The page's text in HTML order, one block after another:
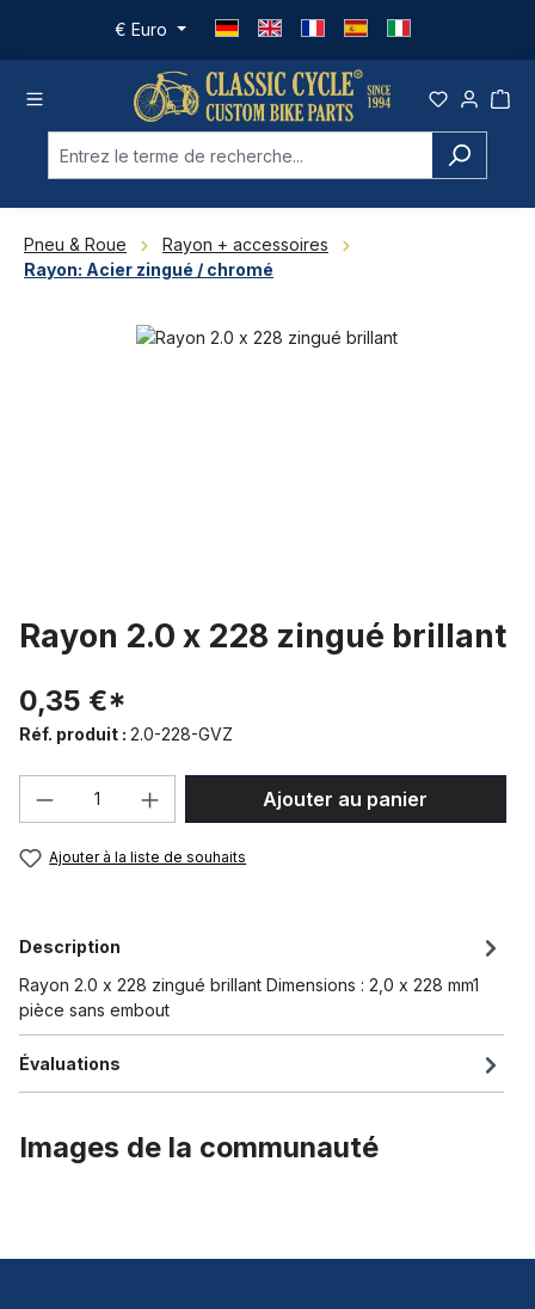
Passer au contenu principal
€ Euro
Pneu & Roue
Rayon + accessoires
Rayon: Acier zingué / chromé
Ignorer la galerie d'images
Rayon 2.0 x 228 zingué brillant
0,35 €*
Réf. produit : 2.0-228-GVZ
Quantité de produit : Entrez la
Ajouter au panier
Ajouter à la liste de souhaits
Description
Rayon 2.0 x 228 zingué brillant Dimensions : 2,0 x 228 mm1
pièce sans embout
Évaluations
Images de la communauté